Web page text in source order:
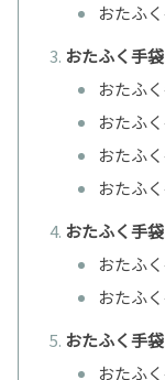
おたふ
おたふく手
おたふ
おたふ
おたふ
おたふ
おたふく手
おたふ
おたふ
おたふく手
おたふ